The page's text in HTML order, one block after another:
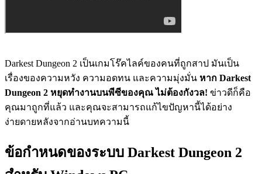
Darkest Dungeon 2 เป็นเกมโร๊คไลค์ของคนที่ถูกสาป มันเป็น
เรื่องของความหวัง ความอดทน และความมุ่งมั่น หาก Darkest
Dungeon 2 หยุดทำงานบนพีซีของคุณ ไม่ต้องกังวล! ข่าวดีก็คือ
คุณมาถูกที่แล้ว และคุณจะสามารถแก้ไขปัญหานี้ได้อย่าง
ง่ายดายหลังจากอ่านบทความนี้
ข้อกำหนดของระบบ Darkest Dungeon 2